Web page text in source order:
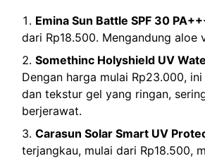
Emina Sun Battle SPF 30
dari Rp18.500. Mengandung
Somethinc Holyshield UV
Dengan harga mulai Rp23.000,
dan tekstur gel yang ringan,
berjerawat.
Carasun Solar Smart UV
terjangkau, mulai dari Rp18.500,